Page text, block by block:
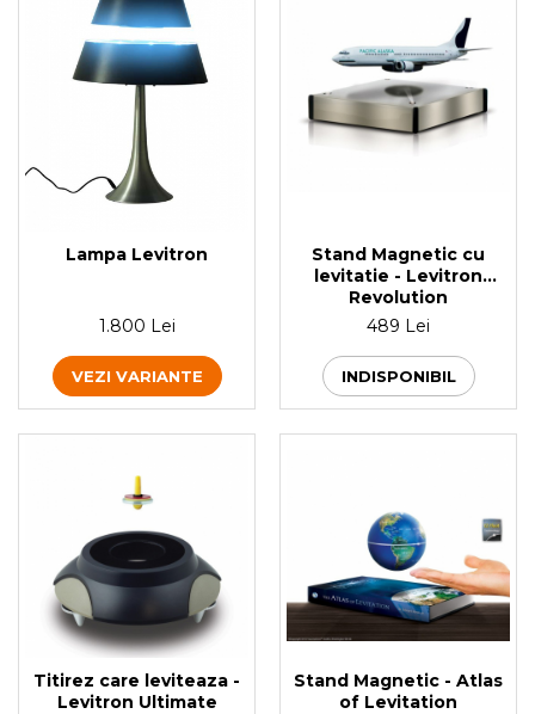
Lampa Levitron
1.800 Lei
VEZI VARIANTE
Stand Magnetic cu
levitatie - Levitron
Revolution
489 Lei
INDISPONIBIL
Titirez care leviteaza -
Levitron Ultimate
Stand Magnetic - Atlas
of Levitation